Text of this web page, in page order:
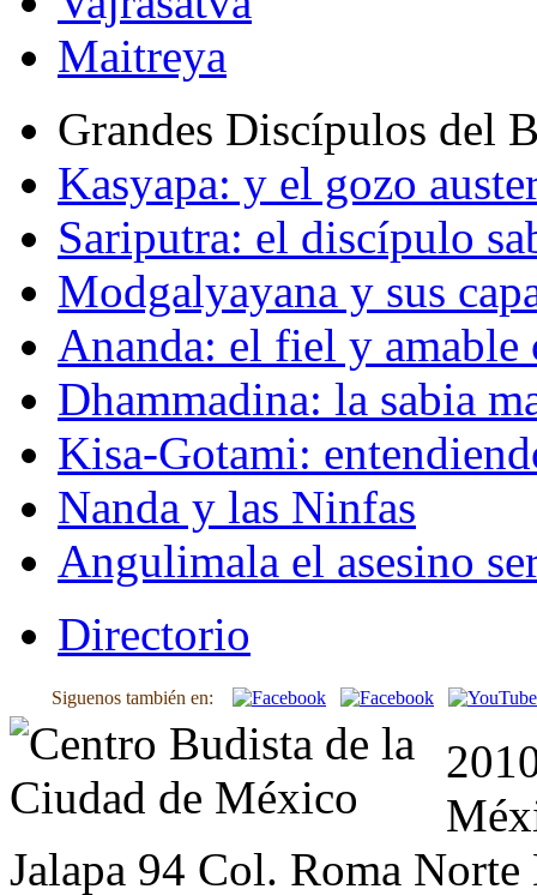
Maitreya
Grandes Discípulos del
Kasyapa: y el gozo
Sariputra: el discípulo
Modgalyayana y sus
Ananda: el fiel y amable
Dhammadina: la sabia
Kisa-Gotami:
Nanda y las Ninfas
Angulimala el asesino
Directorio
Siguenos también en:
Jalapa 94 Col. Roma